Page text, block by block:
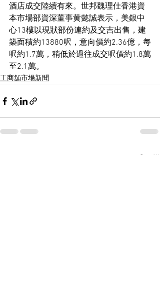
酒店成交陸續有來。世邦魏理仕香港資
本市場部資深董事黄懿誠表示，美銀中
心13樓以現狀部份連約及交吉出售，建
築面積約13880呎，意向價約2.36億，每
呎約1.7萬，稍低於過往成交呎價約1.8萬
至2.1萬。
工商舖市場新聞
See All